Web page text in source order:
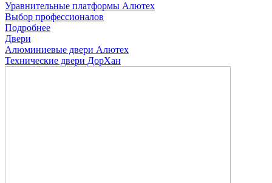
Уравнительные платформы Алютех
Выбор профессионалов
Подробнее
Двери
Алюминиевые двери Алютех
Технические двери ДорХан